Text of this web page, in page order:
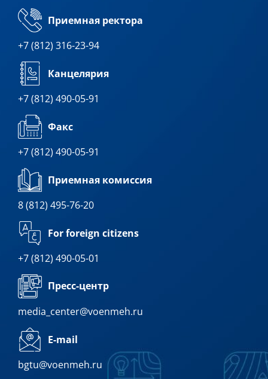
Приемная ректора
+7 (812) 316-23-94
Канцелярия
+7 (812) 490-05-91
Факс
+7 (812) 490-05-91
Приемная комиссия
8 (812) 495-76-20
For foreign citizens
+7 (812) 490-05-01
Пресс-центр
media_center@voenmeh.ru
E-mail
bgtu@voenmeh.ru